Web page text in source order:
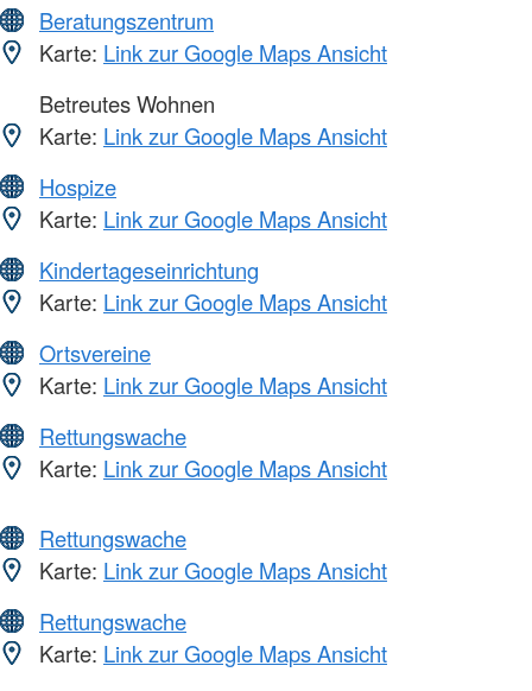
Beratungszentrum
Karte: Link zur Google Maps Ansicht
Betreutes Wohnen
Karte: Link zur Google Maps Ansicht
Hospize
Karte: Link zur Google Maps Ansicht
Kindertageseinrichtung
Karte: Link zur Google Maps Ansicht
Ortsvereine
Karte: Link zur Google Maps Ansicht
Rettungswache
Karte: Link zur Google Maps Ansicht
Rettungswache
Karte: Link zur Google Maps Ansicht
Rettungswache
Karte: Link zur Google Maps Ansicht